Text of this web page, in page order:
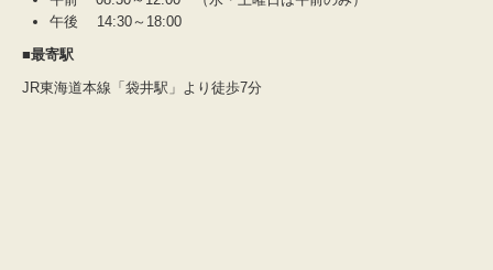
午後 14:30～18:00
■最寄駅
JR東海道本線「袋井駅」より徒歩7分